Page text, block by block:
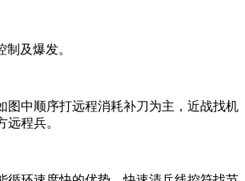
制及爆发。
图中顺序打远程消耗补刀为主，近战找机
远程兵。